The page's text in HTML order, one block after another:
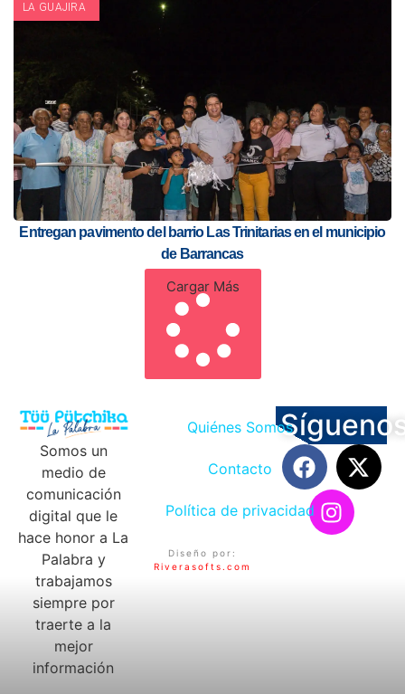
LA GUAJIRA
Entregan pavimento del barrio Las Trinitarias en el municipio
de Barrancas
Cargar Más
Somos un
medio de
comunicación
digital que le
hace honor a La
Palabra y
trabajamos
siempre por
traerte a la
mejor
información
Quiénes Somos
Contacto
Política de privacidad
Diseño por:
Riverasofts.com